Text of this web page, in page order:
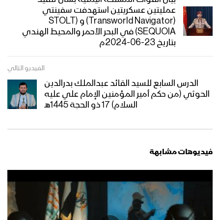
الفتى حيدر – أداء عبدالسلام القحوم
1447هـ
بني بهلول وخولان إلى المرابطين في
جبهة الاقشع بمناسبة عيد الغدير
عمليتين عسكريتين استهدفت سفينتي
(Transworld Navigator) و (STOLT
SEQUOIA) في البحر الأحمر والمحيط الهندي
بتاريخ 23-06-2024م
الفيديو التالي
الدرس السابع للسيد القائد عبدالملك بدرالدين
الحوثي (من حكم أمير المؤمنين الإمام علي عليه
السلام) 17 ذو الحجة 1445هـ
فيديوهات مشابهة